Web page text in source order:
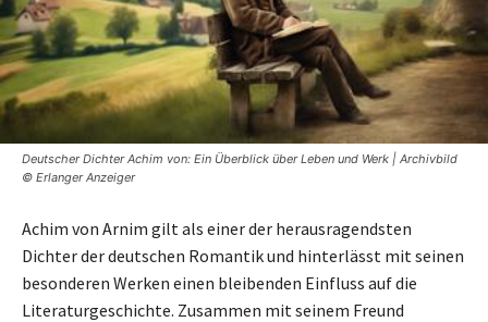
Deutscher Dichter Achim von: Ein Überblick über Leben und Werk | Archivbild
© Erlanger Anzeiger
Achim von Arnim gilt als einer der herausragendsten
Dichter der deutschen Romantik und hinterlässt mit seinen
besonderen Werken einen bleibenden Einfluss auf die
Literaturgeschichte. Zusammen mit seinem Freund